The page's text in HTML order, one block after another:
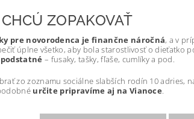
ZOPAKOVAŤ
pre novorodenca je finančne náročná, a v
úplne všetko, aby bola starostlivosť o dieťatko
– fusaky, tašky, fľaše, cumlíky a pod.
zo zoznamu sociálne slabších rodín 10 adries,
určite pripravíme aj na Vianoce.